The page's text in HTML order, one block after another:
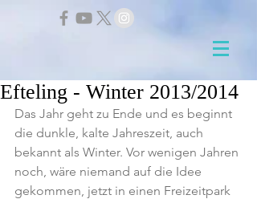
Efteling - Winter 2013/2014
Das Jahr geht zu Ende und es beginnt
die dunkle, kalte Jahreszeit, auch
bekannt als Winter. Vor wenigen Jahren
noch, wäre niemand auf die Idee
gekommen, jetzt in einen Freizeitpark